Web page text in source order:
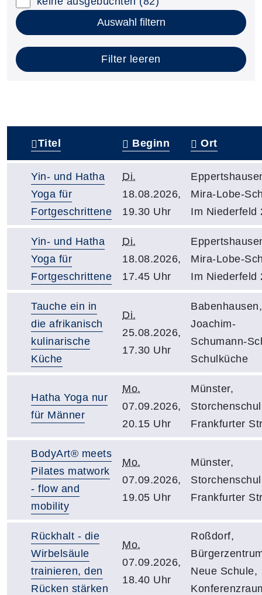
Auswahl filtern
Filter leeren
Titel Beginn Ort
Yin- und Hatha
Yoga für
Fortgeschrittene
Di.
18.08.2026,
19.30 Uhr
Mira-Lobe-
Im Niederfeld
Yin- und Hatha
Yoga für
Fortgeschrittene
Di.
18.08.2026,
17.45 Uhr
Mira-Lobe-
Im Niederfeld
Tauche ein in
die afrikanisch
kulinarische
Küche
Di.
25.08.2026,
17.30 Uhr
Babenhausen,
Joachim-
Schumann-
Schulküche
Hatha Yoga nur
für Männer
Mo.
07.09.2026,
20.15 Uhr
Münster,
Frankfurter
BodyArt® meets
Pilates matwork
- flow and
mobility
Mo.
07.09.2026,
19.05 Uhr
Münster,
Frankfurter
Rückhalt - die
Wirbelsäule
trainieren, den
Rücken stärken
Mo.
07.09.2026,
18.40 Uhr
Roßdorf,
Neue Schule,